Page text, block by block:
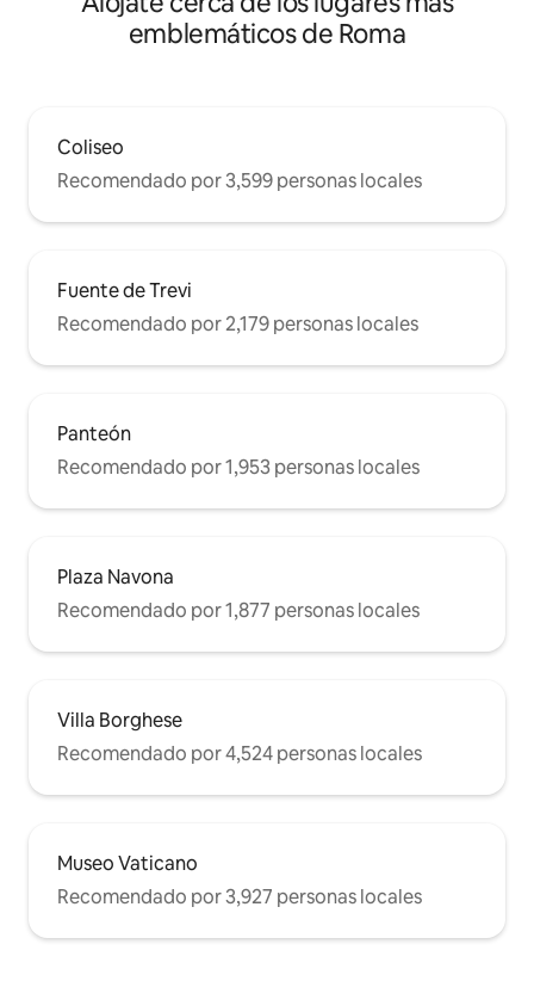
emblemáticos de Roma
Coliseo
Recomendado por 3,599 personas locales
Fuente de Trevi
Recomendado por 2,179 personas locales
Panteón
Recomendado por 1,953 personas locales
Plaza Navona
Recomendado por 1,877 personas locales
Villa Borghese
Recomendado por 4,524 personas locales
Museo Vaticano
Recomendado por 3,927 personas locales